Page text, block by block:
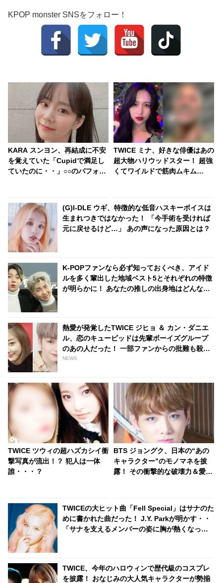
KPOP monster SNSをフォロー！
KARA スンヨン、再結成に不安
を覚えていた「Cupidで満足し
ていたのに・・」○○のパフォー
じられる発言はさすがの一言
TWICE ミナ、好きな俳優はあの
超大物ハリウッドスター！ 超強
くてワイルドで筋肉ムキム
(G)I-DLE ウギ、特徴的な低音ハスキーボイスは
生まれつきではなかった！ 「今手術を受ければ
元に戻せるけど…」 あの声になった原因とは？
K-POPファンなら必ず知っておくべき、アイド
ルを多く輩出した地域ベスト5とそれぞれの特徴
が明らかに！ あなたの推しの出身地はどんなと
熱愛が発覚したTWICE ジヒョ ＆ カン・ダニエ
ル、恋のキューピッドは先輩ボーイズグループ
のあの人だった！ 一部ファンからの批難も殺到
中
NEWS
TWICE ツウィの超ハズカシイ衝
撃写真が流出！？ 犯人は一体
誰・・・？
BTS ジョングク、日本の“あの
キャラクター”のモノマネを披
露！ その衝撃的な破壊力＆愛ら
ととなったジョングクのまさか
のモノマネとは
TWICEの大ヒット曲「Fell Special」はサナのた
めに書かれた曲だった！ J.Y. Parkが明かす・・
「サナを支えるメンバーの姿に胸が熱くなっ
TWICE、今年のハロウィンで歴代級のコスプレ
を披露！ おなじみの大人気キャラクターが勢揃